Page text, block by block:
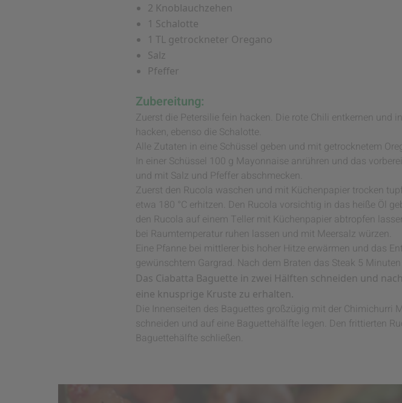
2 Knoblauchzehen
1 Schalotte
1 TL getrockneter Oregano
Salz
Pfeffer
Zubereitung:
Zuerst die Petersilie fein hacken. Die rote Chili entkernen und
hacken, ebenso die Schalotte.
Alle Zutaten in eine Schüssel geben und mit getrocknetem
In einer Schüssel 100 g Mayonnaise anrühren und das
und mit Salz und Pfeffer abschmecken.
Zuerst den Rucola waschen und mit Küchenpapier trocken
etwa 180 °C erhitzen. Den Rucola vorsichtig in das heiße Öl
den Rucola auf einem Teller mit Küchenpapier abtropfen
bei Raumtemperatur ruhen lassen und mit Meersalz würzen.
Eine Pfanne bei mittlerer bis hoher Hitze erwärmen und das
gewünschtem Gargrad. Nach dem Braten das Steak 5
Das Ciabatta Baguette in zwei Hälften schneiden und
eine knusprige Kruste zu erhalten.
Die Innenseiten des Baguettes großzügig mit der Chimichurri
schneiden und auf eine Baguettehälfte legen. Den frittierten
Baguettehälfte schließen.